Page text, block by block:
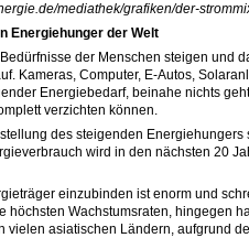
mediathek/grafiken/der-
Energiehunger der Welt
der Menschen steigen und
Kameras, Computer, E-Autos,
Energiebedarf, beinahe nichts
verzichten können.
des steigenden
wird in den nächsten 20
einzubinden ist enorm und
höchsten Wachstumsraten, hingegen
vielen asiatischen Ländern, aufgrund